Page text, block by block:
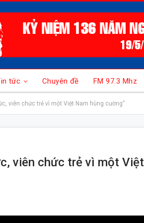
tức Chuyên đề FM 97.3 Mhz
viên chức trẻ vì một Việt Nam hùng cường”
viên chức trẻ vì một Việt